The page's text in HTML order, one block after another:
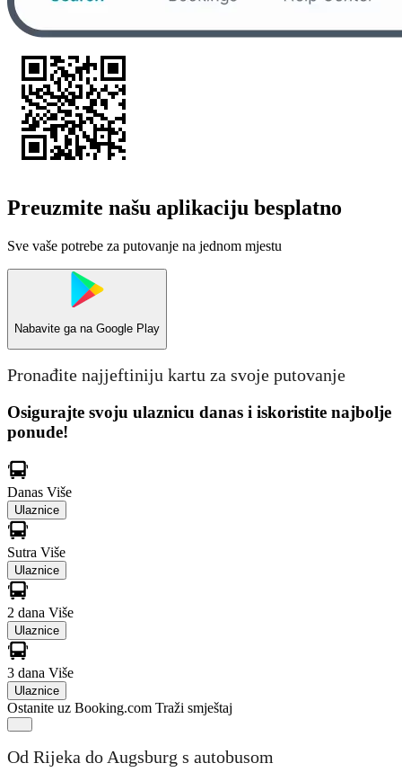
Preuzmite našu aplikaciju besplatno
Sve vaše potrebe za putovanje na jednom mjestu
Nabavite ga na Google Play
Pronađite najjeftiniju kartu za svoje putovanje
Osigurajte svoju ulaznicu danas i iskoristite najbolje
ponude!
Danas Više
Ulaznice
Sutra Više
Ulaznice
2 dana Više
Ulaznice
3 dana Više
Ulaznice
Ostanite uz Booking.com Traži smještaj
Od Rijeka do Augsburg s autobusom